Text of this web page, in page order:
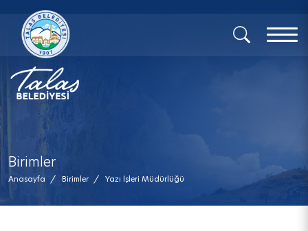
x
Birimler
Anasayfa / Birimler / Yazı İşleri Müdürlüğü